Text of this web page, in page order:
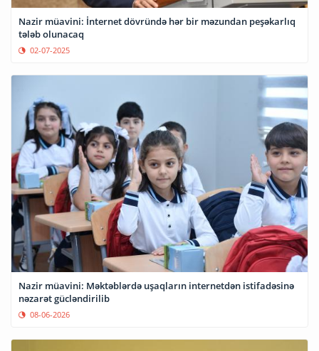
Nazir müavini: İnternet dövründə hər bir məzundan peşəkarlıq
tələb olunacaq
02-07-2025
Nazir müavini: Məktəblərdə uşaqların internetdən istifadəsinə
nəzarət gücləndirilib
08-06-2026